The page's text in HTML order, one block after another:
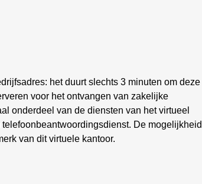
het duurt slechts 3 minuten om deze
voor het ontvangen van zakelijke
onderdeel van de diensten van het virtueel
De mogelijkheid
van dit virtuele kantoor.